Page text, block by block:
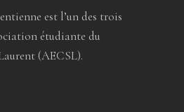
est l’un des trois
étudiante du
(AECSL).